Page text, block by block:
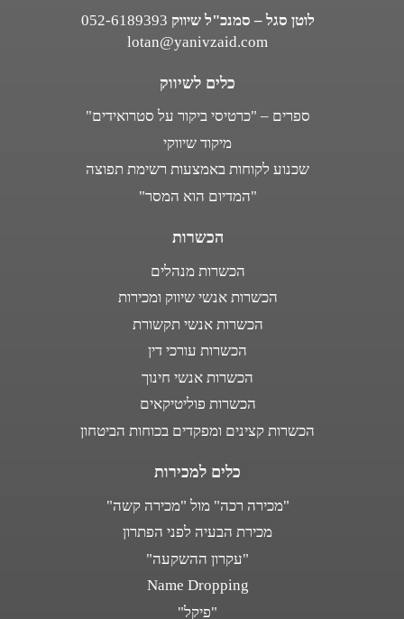
לוטן סגל – סמנכ"ל שיווק 052-6189393
lotan@yanivzaid.com
כלים לשיווק
ספרים – "כרטיסי ביקור על סטרואידים"
מיקוד שיווקי
שכנוע לקוחות באמצעות רשימת תפוצה
"המדיום הוא המסר"
הכשרות
הכשרות מנהלים
הכשרות אנשי שיווק ומכירות
הכשרות אנשי תקשורת
הכשרות עורכי דין
הכשרות אנשי חינוך
הכשרות פוליטיקאים
הכשרות קצינים ומפקדים בכוחות הביטחון
כלים למכירות
"מכירה רכה" מול "מכירה קשה"
מכירת הבעיה לפני הפתרון
"עקרון ההשקעה"
Name Dropping
"פיקל"